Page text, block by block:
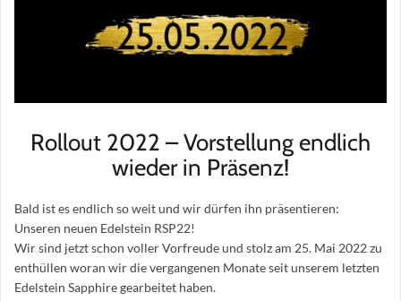
Rollout 2022 – Vorstellung endlich
wieder in Präsenz!
Bald ist es endlich so weit und wir dürfen ihn präsentieren:
Unseren neuen Edelstein RSP22!
Wir sind jetzt schon voller Vorfreude und stolz am 25. Mai 2022 zu
enthüllen woran wir die vergangenen Monate seit unserem letzten
Edelstein Sapphire gearbeitet haben.